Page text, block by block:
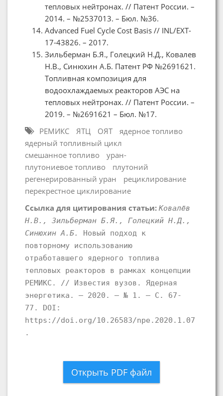
тепловых нейтронах. // Патент России. –
2014. – №2537013. – Бюл. №36.
Advanced Fuel Cycle Cost Basis // INL/EXT-
17-43826. – 2017.
Зильберман Б.Я., Голецкий Н.Д., Ковалев
Н.В., Синюхин А.Б. Патент РФ №2691621.
Топливная композиция для
водоохлаждаемых реакторов АЭС на
тепловых нейтронах. // Патент России. –
2019. – №2691621 – Бюл. №17.
РЕМИКС
ЯТЦ ОЯТ
ядерное топливо
ядерный топливный цикл
смешанное топливо
уран-
плутониевое топливо
плутоний
регенерированный уран
рециклирование
перекрестное циклирование
Ссылка для цитирования статьи: Ковалёв
Н.В., Зильберман Б.Я., Голецкий Н.Д.,
Синюхин А.Б.
Новый подход к
повторному использованию
отработавшего ядерного топлива
тепловых реакторов в рамках концепции
РЕМИКС. // Известия вузов. Ядерная
энергетика. – 2020. – № 1. – С. 67-
77. DOI:
https://doi.org/10.26583/npe.2020.1.07
.
Открыть PDF файл